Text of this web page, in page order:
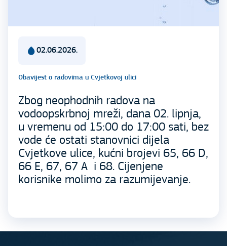
02.06.2026.
Obavijest o radovima u Cvjetkovoj ulici
Zbog neophodnih radova na
vodoopskrbnoj mreži, dana 02. lipnja,
u vremenu od 15:00 do 17:00 sati, bez
vode će ostati stanovnici dijela
Cvjetkove ulice, kućni brojevi 65, 66 D,
66 E, 67, 67 A i 68. Cijenjene
korisnike molimo za razumijevanje.